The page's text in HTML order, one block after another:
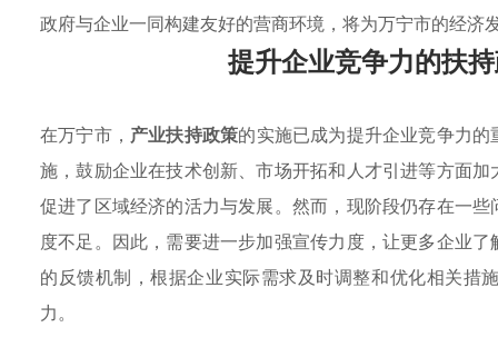
政府与企业一同构建友好的营商环境，将为万宁市的经济
提升企业竞争力的扶
在万宁市， 产业扶持政策的实施已成为提升企业竞争力
施，鼓励企业在技术创新、市场开拓和人才引进等方面加
促进了区域经济的活力与发展。然而，现阶段仍存在一
度不足。因此，需要进一步加强宣传力度，让更多企业
的反馈机制，根据企业实际需求及时调整和优化相关措
力。